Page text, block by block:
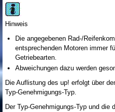
Hinweis
Die angegebenen Rad-/
entsprechenden Motoren immer
Getriebearten.
Abweichungen dazu werden
Die Auflistung des up! erfolgt über
Typ-Genehmigungs-Typ.
Der Typ-Genehmigungs-Typ und die